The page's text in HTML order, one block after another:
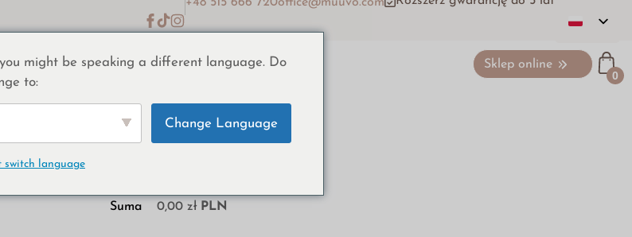
O nasPoradyPomoc i kontakt
Sklep online
0
Rozliczenie
Suma 0,00złPLN
might be speaking a different language. Do
to:
Change Language
switch language